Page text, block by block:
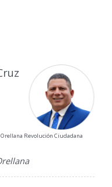
Revolución Ciudadana